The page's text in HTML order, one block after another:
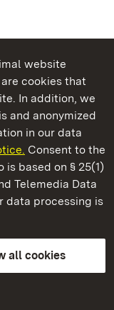
website
cookies that
In addition, we
and anonymized
in our data
Consent to the
based on § 25(1)
Telemedia Data
data processing is
all cookies
Wuerttemberg
Wuerttemberg